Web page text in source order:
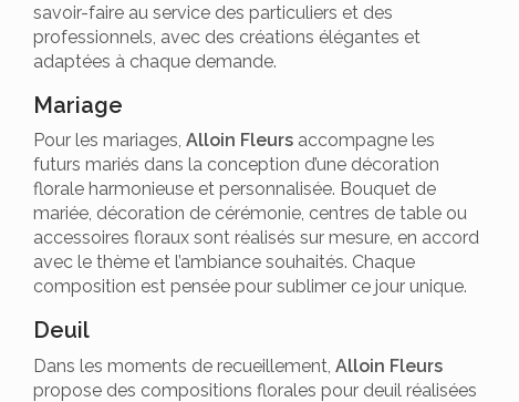
savoir-faire au service des particuliers et des
professionnels, avec des créations élégantes et
adaptées à chaque demande.
Mariage
Pour les mariages, Alloin Fleurs accompagne les
futurs mariés dans la conception d’une décoration
florale harmonieuse et personnalisée. Bouquet de
mariée, décoration de cérémonie, centres de table ou
accessoires floraux sont réalisés sur mesure, en accord
avec le thème et l’ambiance souhaités. Chaque
composition est pensée pour sublimer ce jour unique.
Deuil
Dans les moments de recueillement, Alloin Fleurs
propose des compositions florales pour deuil réalisées